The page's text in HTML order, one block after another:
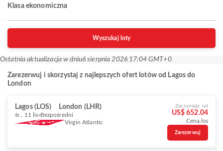
Klasa ekonomiczna
Wyszukaj loty
Ostatnia aktualizacja w dniu6 sierpnia 2026 17:04 GMT+0
Zarezerwuj i skorzystaj z najlepszych ofert lotów od Lagos do
London
Lagos (LOS) London (LHR)
śr., 11 lis Bezpośredni
Virgin Atlantic
Zaczynając od
US$ 652.04
Cena/os
Zarezerwuj